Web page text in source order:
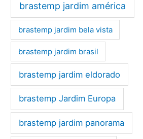
brastemp jardim américa
brastemp jardim bela vista
brastemp jardim brasil
brastemp jardim eldorado
brastemp Jardim Europa
brastemp jardim panorama